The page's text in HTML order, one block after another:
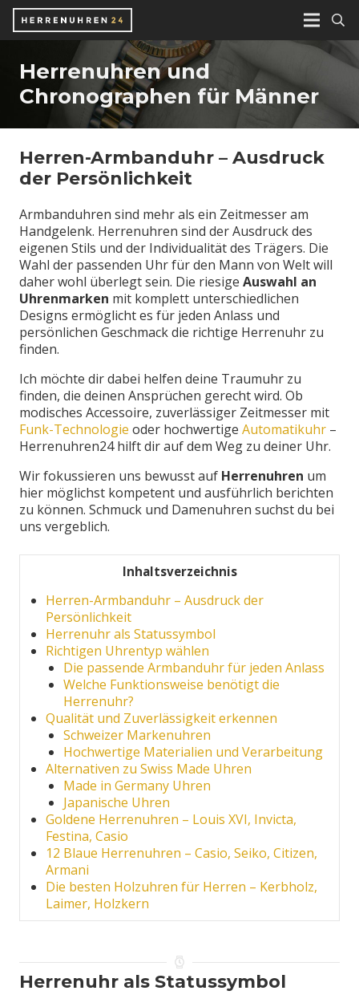
Herrenuhren und
Chronographen für Männer
Herren-Armbanduhr – Ausdruck
der Persönlichkeit
Armbanduhren sind mehr als ein Zeitmesser am
Handgelenk. Herrenuhren sind der Ausdruck des
eigenen Stils und der Individualität des Trägers. Die
Wahl der passenden Uhr für den Mann von Welt will
daher wohl überlegt sein. Die riesige Auswahl an
Uhrenmarken mit komplett unterschiedlichen
Designs ermöglicht es für jeden Anlass und
persönlichen Geschmack die richtige Herrenuhr zu
finden.
Ich möchte dir dabei helfen deine Traumuhr zu
finden, die deinen Ansprüchen gerecht wird. Ob
modisches Accessoire, zuverlässiger Zeitmesser mit
Funk-Technologie oder hochwertige Automatikuhr –
Herrenuhren24 hilft dir auf dem Weg zu deiner Uhr.
Wir fokussieren uns bewusst auf Herrenuhren um
hier möglichst kompetent und ausführlich berichten
zu können. Schmuck und Damenuhren suchst du bei
uns vergeblich.
Inhaltsverzeichnis
Herren-Armbanduhr – Ausdruck der
Persönlichkeit
Herrenuhr als Statussymbol
Richtigen Uhrentyp wählen
Die passende Armbanduhr für jeden Anlass
Welche Funktionsweise benötigt die
Herrenuhr?
Qualität und Zuverlässigkeit erkennen
Schweizer Markenuhren
Hochwertige Materialien und Verarbeitung
Alternativen zu Swiss Made Uhren
Made in Germany Uhren
Japanische Uhren
Goldene Herrenuhren – Louis XVI, Invicta,
Festina, Casio
12 Blaue Herrenuhren – Casio, Seiko, Citizen,
Armani
Die besten Holzuhren für Herren – Kerbholz,
Laimer, Holzkern
Herrenuhr als Statussymbol